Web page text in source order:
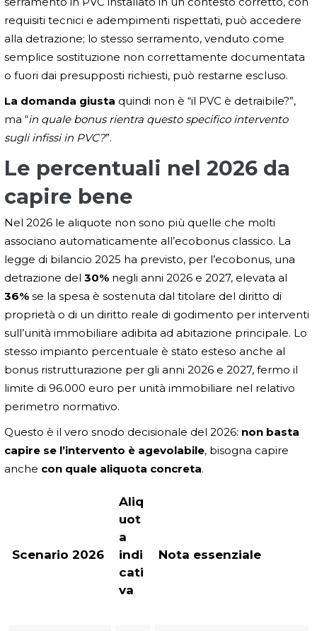
requisiti tecnici e adempimenti rispettati, può accedere
alla detrazione; lo stesso serramento, venduto come
semplice sostituzione non correttamente documentata
o fuori dai presupposti richiesti, può restarne escluso.
La domanda giusta quindi non è “il PVC è detraibile?”,
ma “in quale bonus rientra questo specifico intervento
sugli infissi in PVC?”.
Le percentuali nel 2026 da
capire bene
Nel 2026 le aliquote non sono più quelle che molti
associano automaticamente all’ecobonus classico. La
legge di bilancio 2025 ha previsto, per l’ecobonus, una
detrazione del 30% negli anni 2026 e 2027, elevata al
36% se la spesa è sostenuta dal titolare del diritto di
proprietà o di un diritto reale di godimento per interventi
sull’unità immobiliare adibita ad abitazione principale. Lo
stesso impianto percentuale è stato esteso anche al
bonus ristrutturazione per gli anni 2026 e 2027, fermo il
limite di 96.000 euro per unità immobiliare nel relativo
perimetro normativo.
Questo è il vero snodo decisionale del 2026: non basta
capire se l’intervento è agevolabile, bisogna capire
anche con quale aliquota concreta.
Scenario 2026
Aliq
uot
a
indi
cati
va
Nota essenziale